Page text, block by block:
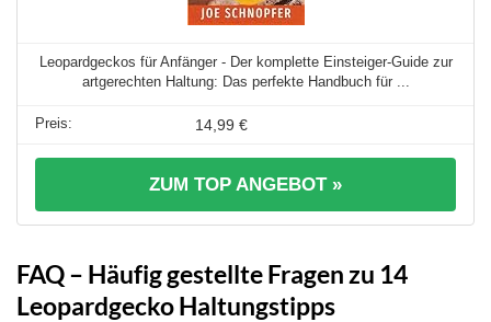
Leopardgeckos für Anfänger - Der komplette Einsteiger-Guide zur
artgerechten Haltung: Das perfekte Handbuch für ...
14,99 €
ZUM TOP ANGEBOT »
FAQ – Häufig gestellte Fragen zu 14
Leopardgecko Haltungstipps